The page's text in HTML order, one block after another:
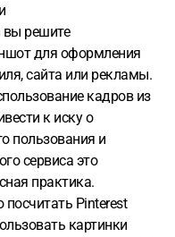
вы решите
для оформления
сайта или рекламы.
кадров из
к иску о
пользования и
сервиса это
практика.
Pinterest
картинки